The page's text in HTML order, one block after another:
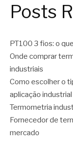
Posts
PT100 3 fios: o
Onde comprar
industriais
Como escolher o
aplicação industrial
Termometria
Fornecedor de
mercado